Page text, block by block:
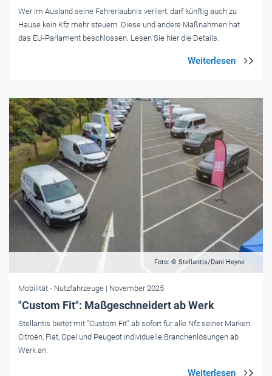
Wer im Ausland seine Fahrerlaubnis verliert, darf künftig auch zu
Hause kein Kfz mehr steuern. Diese und andere Maßnahmen hat
das EU-Parlament beschlossen. Lesen Sie hier die Details.
Foto: © Stellantis/Dani Heyne
Mobilität - Nutzfahrzeuge | November 2025
"Custom Fit": Maßgeschneidert ab Werk
Stellantis bietet mit "Custom Fit" ab sofort für alle Nfz seiner Marken
Citroën, Fiat, Opel und Peugeot individuelle Branchenlösungen ab
Werk an.